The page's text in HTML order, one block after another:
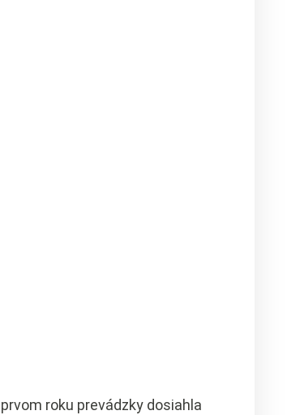
roku prevádzky dosiahla